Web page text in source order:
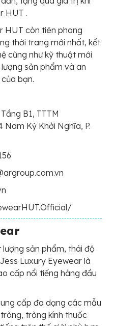
HUT .
HUT còn tiên phong
thời trang mới nhất, kết
cũng như kỹ thuật mới
sản phẩm và an
bạn.
B1, TTTM
Nam Kỳ Khởi Nghĩa, P.
sản phẩm, thái độ
Luxury Eyewear là
cấp nổi tiếng hàng đầu
cấp đa dạng các mẫu
tròng kính thuốc